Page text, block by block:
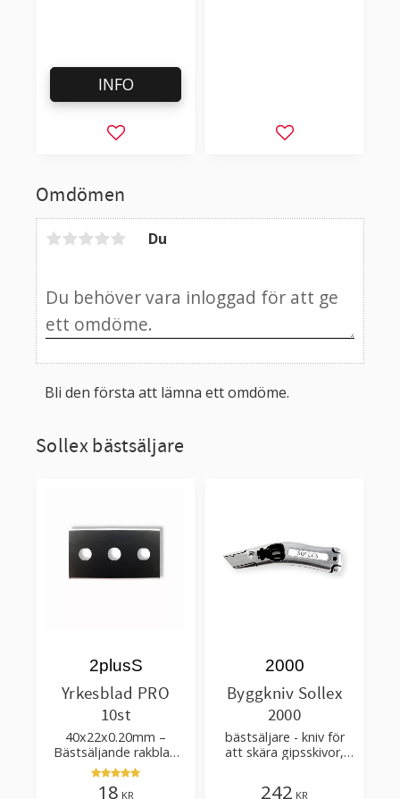
Omdömen
Du
Bli den första att lämna ett omdöme.
Lägg till i favoriter
INFO
Lägg till i
Sollex bästsäljare
Yrkesblad PRO
10st
40x22x0.20mm –
Bästsäljande rakblad
för att skära tapet, tyg,
filt, hobby bruk
2plusS
18 KR
Byggkniv Sollex
2000
bästsäljare - kniv för
att skära gipsskivor,
2000
242 KR